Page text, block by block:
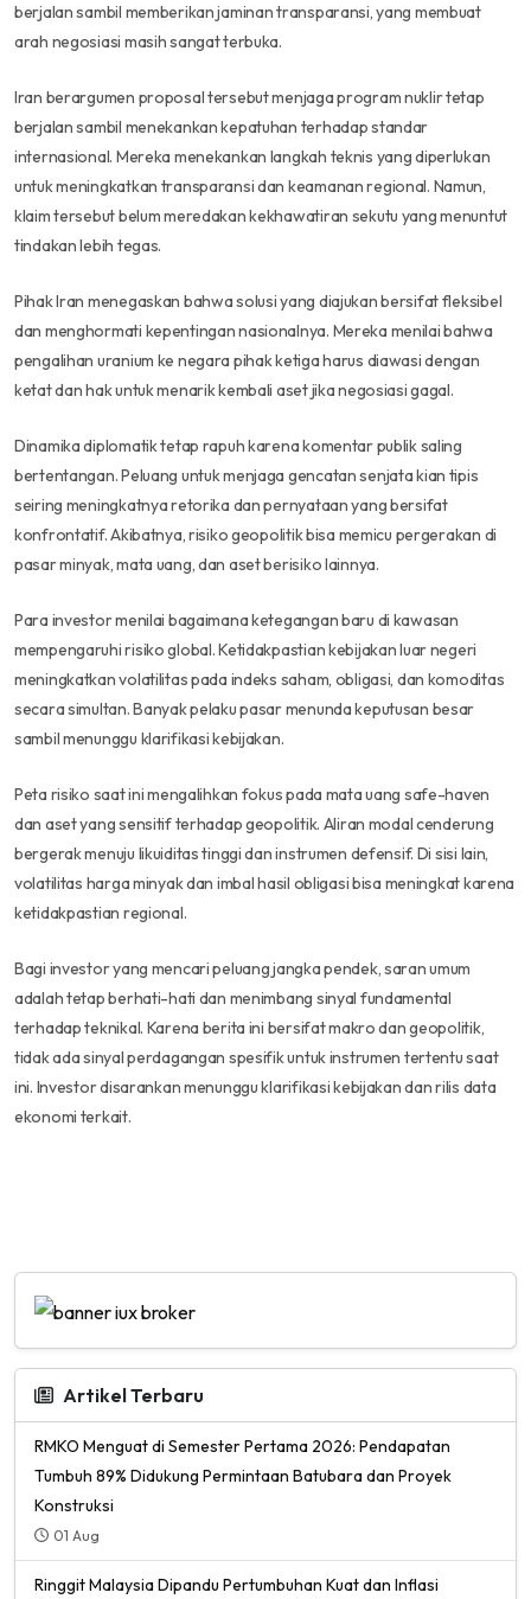
berjalan sambil memberikan jaminan transparansi, yang membuat
arah negosiasi masih sangat terbuka.
Iran berargumen proposal tersebut menjaga program nuklir tetap
berjalan sambil menekankan kepatuhan terhadap standar
internasional. Mereka menekankan langkah teknis yang diperlukan
untuk meningkatkan transparansi dan keamanan regional. Namun,
klaim tersebut belum meredakan kekhawatiran sekutu yang menuntut
tindakan lebih tegas.
Pihak Iran menegaskan bahwa solusi yang diajukan bersifat fleksibel
dan menghormati kepentingan nasionalnya. Mereka menilai bahwa
pengalihan uranium ke negara pihak ketiga harus diawasi dengan
ketat dan hak untuk menarik kembali aset jika negosiasi gagal.
Dinamika diplomatik tetap rapuh karena komentar publik saling
bertentangan. Peluang untuk menjaga gencatan senjata kian tipis
seiring meningkatnya retorika dan pernyataan yang bersifat
konfrontatif. Akibatnya, risiko geopolitik bisa memicu pergerakan di
pasar minyak, mata uang, dan aset berisiko lainnya.
Para investor menilai bagaimana ketegangan baru di kawasan
mempengaruhi risiko global. Ketidakpastian kebijakan luar negeri
meningkatkan volatilitas pada indeks saham, obligasi, dan komoditas
secara simultan. Banyak pelaku pasar menunda keputusan besar
sambil menunggu klarifikasi kebijakan.
Peta risiko saat ini mengalihkan fokus pada mata uang safe-haven
dan aset yang sensitif terhadap geopolitik. Aliran modal cenderung
bergerak menuju likuiditas tinggi dan instrumen defensif. Di sisi lain,
volatilitas harga minyak dan imbal hasil obligasi bisa meningkat karena
ketidakpastian regional.
Bagi investor yang mencari peluang jangka pendek, saran umum
adalah tetap berhati-hati dan menimbang sinyal fundamental
terhadap teknikal. Karena berita ini bersifat makro dan geopolitik,
tidak ada sinyal perdagangan spesifik untuk instrumen tertentu saat
ini. Investor disarankan menunggu klarifikasi kebijakan dan rilis data
ekonomi terkait.
Artikel Terbaru
RMKO Menguat di Semester Pertama 2026: Pendapatan
Tumbuh 89% Didukung Permintaan Batubara dan Proyek
Konstruksi
01 Aug
Ringgit Malaysia Dipandu Pertumbuhan Kuat dan Inflasi